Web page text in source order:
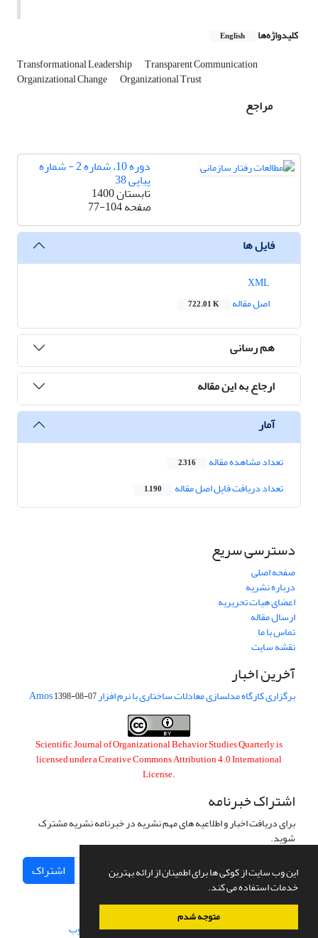
این وب سایت از کوکی ها برای اطمینان از ارائه بهترین
خدمات استفاده می کند.
متوجه شدم
کلیدواژه‌ها English
Transformational Leadership Transparent Communication
Organizational Change Organizational Trust
مراجع
دوره 10، شماره 2 - شماره
پیاپی 38
تابستان 1400
صفحه77-104
فایل ها
اصل مقاله
722.01 K
هم رسانی
ارجاع به این مقاله
آمار
تعداد مشاهده مقاله 2,316
تعداد دریافت فایل اصل مقاله 1,190
دسترسی سریع
صفحه اصلی
درباره نشریه
اعضای هیات تحریریه
ارسال مقاله
تماس با ما
نقشه سایت
آخرین اخبار
برگزاری کارگاه مدلسازی معادلات ساختاری با نرم افزار Amos1398-08-07
Scientific Journal of Organizational Behavior Studies Quarterly is
licensed under aCreative Commons Attribution 4.0 International
License.
اشتراک خبرنامه
برای دریافت اخبار و اطلاعیه های مهم نشریه در خبرنامه نشریه مشترک
شوید.
اشتراک
سامانه مدیریت نشریات علمی.طراحی و پیاده سازی از سیناوب